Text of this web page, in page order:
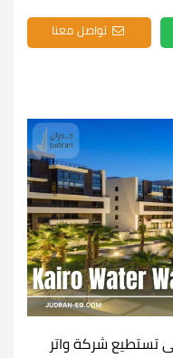
تواصل معنا
تستطيع شركة واتر